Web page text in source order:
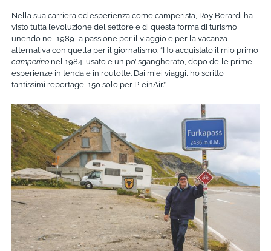
Nella sua carriera ed esperienza come camperista, Roy Berardi ha
visto tutta l’evoluzione del settore e di questa forma di turismo,
unendo nel 1989 la passione per il viaggio e per la vacanza
alternativa con quella per il giornalismo. “Ho acquistato il mio primo
camperino nel 1984, usato e un po’ sgangherato, dopo delle prime
esperienze in tenda e in roulotte. Dai miei viaggi, ho scritto
tantissimi reportage, 150 solo per PleinAir.”